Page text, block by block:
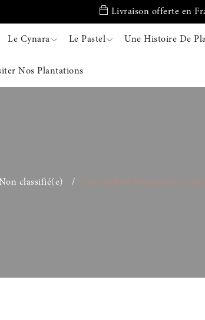
Livraison offerte en
Le Cynara Le Pastel Une Histoire De
Nos Plantations
classifié(e) / Das solltest Respons jetzt